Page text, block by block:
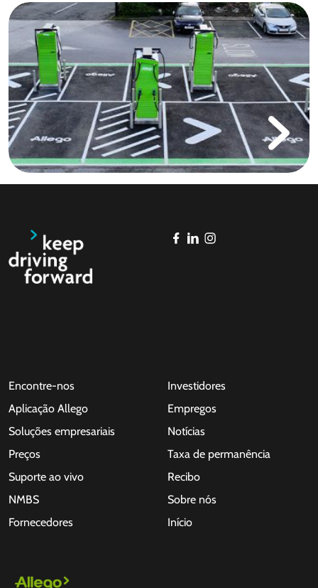
Encontre-nos
Aplicação Allego
Soluções empresariais
Preços
Suporte ao vivo
NMBS
Fornecedores
Investidores
Empregos
Notícias
Taxa de permanência
Recibo
Sobre nós
Início